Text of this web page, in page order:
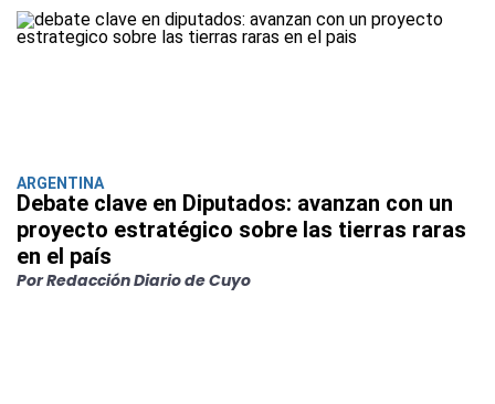
ARGENTINA
Debate clave en Diputados: avanzan con un
proyecto estratégico sobre las tierras raras
en el país
Por Redacción Diario de Cuyo